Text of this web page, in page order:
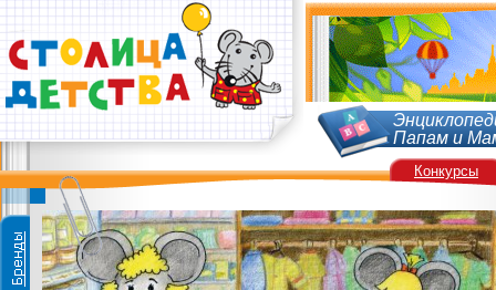
Папам и
Конкурсы